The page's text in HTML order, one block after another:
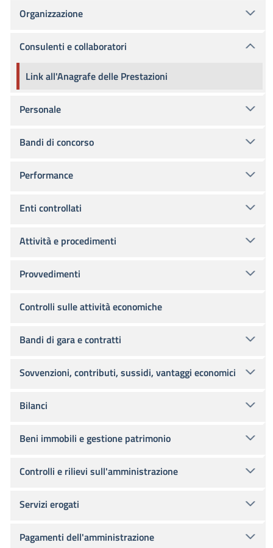
Organizzazione
Consulenti e collaboratori
Link all'Anagrafe delle Prestazioni
Personale
Bandi di concorso
Performance
Enti controllati
Attività e procedimenti
Provvedimenti
Controlli sulle attività economiche
Bandi di gara e contratti
Sovvenzioni, contributi, sussidi, vantaggi economici
Bilanci
Beni immobili e gestione patrimonio
Controlli e rilievi sull'amministrazione
Servizi erogati
Pagamenti dell'amministrazione